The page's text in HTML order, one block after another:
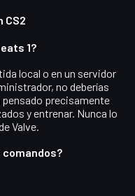
CS2
1?
local o en un servidor
no deberías
precisamente
y entrenar. Nunca lo
Valve.
comandos?